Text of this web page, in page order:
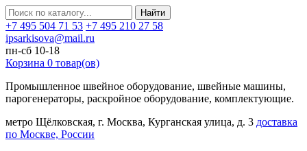
Найти
+7 495 504 71 53 +7 495 210 27 58
ipsarkisova@mail.ru
пн-сб 10-18
Корзина 0 товар(ов)
Промышленное швейное оборудование, швейные машины,
парогенераторы, раскройное оборудование, комплектующие.
метро Щёлковская, г. Москва, Курганская улица, д. 3 доставка
по Москве, России